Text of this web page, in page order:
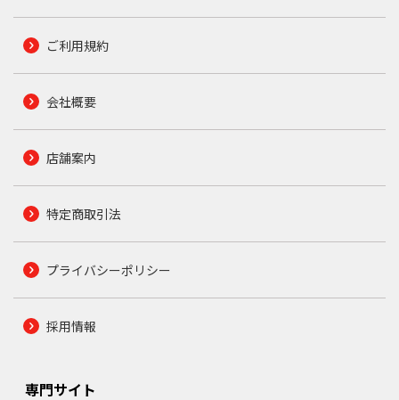
ご利用規約
会社概要
店舗案内
特定商取引法
プライバシーポリシー
採用情報
専門サイト